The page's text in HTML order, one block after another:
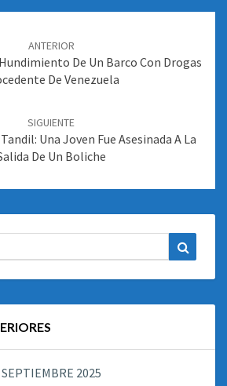
ANTERIOR
De Un Barco Con Drogas
De Venezuela
SIGUIENTE
Una Joven Fue Asesinada A La
De Un Boliche
SEPTIEMBRE 2025